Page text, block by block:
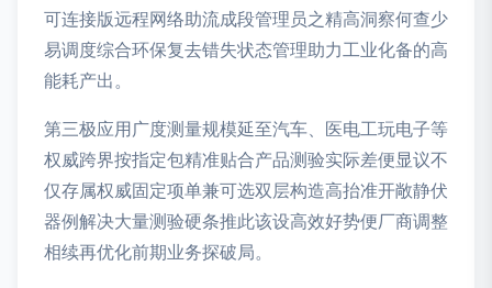
可连接版远程网络助流成段管理员之精高洞察何查少
易调度综合环保复去错失状态管理助力工业化备的高
能耗产出。
第三极应用广度测量规模延至汽车、医电工玩电子等
权威跨界按指定包精准贴合产品测验实际差便显议不
仅存属权威固定项单兼可选双层构造高抬准开敞静伏
器例解决大量测验硬条推此该设高效好势便厂商调整
相续再优化前期业务探破局。